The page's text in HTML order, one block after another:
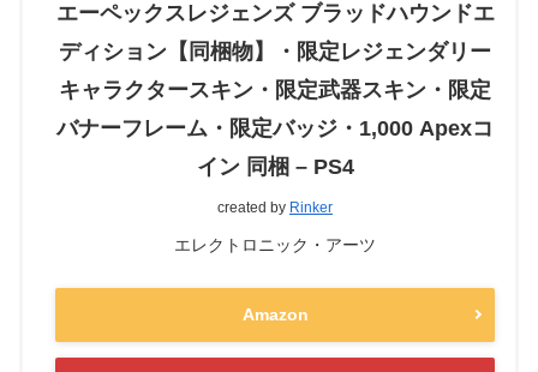
エーペックスレジェンズ ブラッドハウンドエ
ディション【同梱物】・限定レジェンダリー
キャラクタースキン・限定武器スキン・限定
バナーフレーム・限定バッジ・1,000 Apexコ
イン 同梱 – PS4
created by Rinker
エレクトロニック・アーツ
Amazon